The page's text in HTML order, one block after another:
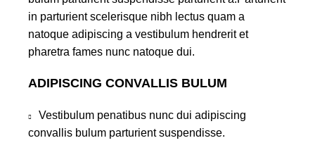
in parturient scelerisque nibh lectus quam a
natoque adipiscing a vestibulum hendrerit et
pharetra fames nunc natoque dui.
ADIPISCING CONVALLIS BULUM
Vestibulum penatibus nunc dui adipiscing
convallis bulum parturient suspendisse.